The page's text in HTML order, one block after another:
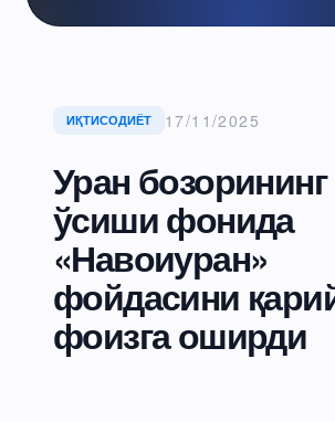
ИҚТИСОДИЁТ 17/11/2025
Уран
ўсиши фонида
«Навоиуран»
фойдасини
фоизга оширди